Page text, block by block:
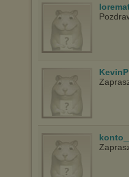
sposób uniemożliwiający
urządzeniu końcowym.
dokonując odpowiednich
Pełną informację na ten